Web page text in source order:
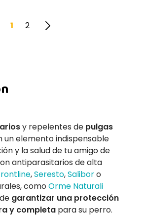
1 2
y repelentes de pulgas
un elemento indispensable
y la salud de tu amigo de
antiparasitarios de alta
,Seresto,Saliboro
comoOrme Naturali
garantizar una protección
y completa para su perro.